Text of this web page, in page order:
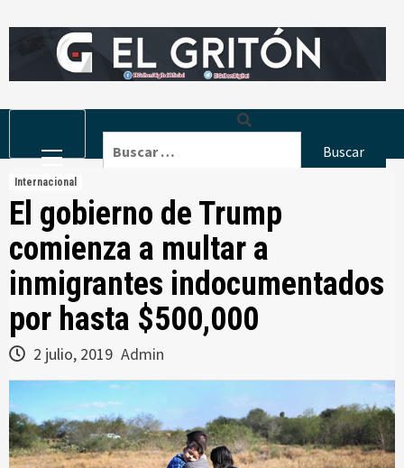
to
Menu
Internacional
El gobierno de Trump
comienza a multar a
inmigrantes indocumentados
por hasta $500,000
2 julio, 2019 Admin